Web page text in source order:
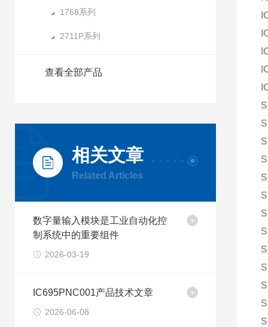
1768系列
2711P系列
查看全部产品
相关文章
Related Articles
数字量输入模块是工业自动化控
制系统中的重要组件
2026-03-19
IC695PNC001产品技术文章
2026-06-08